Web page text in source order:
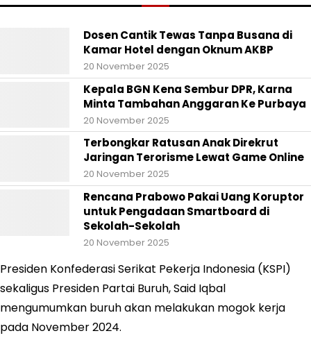
Dosen Cantik Tewas Tanpa Busana di
Kamar Hotel dengan Oknum AKBP
20 November 2025
Kepala BGN Kena Sembur DPR, Karna
Minta Tambahan Anggaran Ke Purbaya
20 November 2025
Terbongkar Ratusan Anak Direkrut
Jaringan Terorisme Lewat Game Online
20 November 2025
Rencana Prabowo Pakai Uang Koruptor
untuk Pengadaan Smartboard di
Sekolah-Sekolah
20 November 2025
Presiden Konfederasi Serikat Pekerja Indonesia (KSPI)
sekaligus Presiden Partai Buruh, Said Iqbal
mengumumkan buruh akan melakukan mogok kerja
pada November 2024.